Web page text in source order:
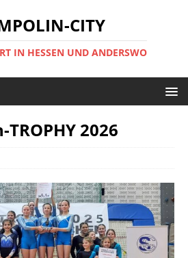
CITY
IN HESSEN UND ANDERSWO
2026